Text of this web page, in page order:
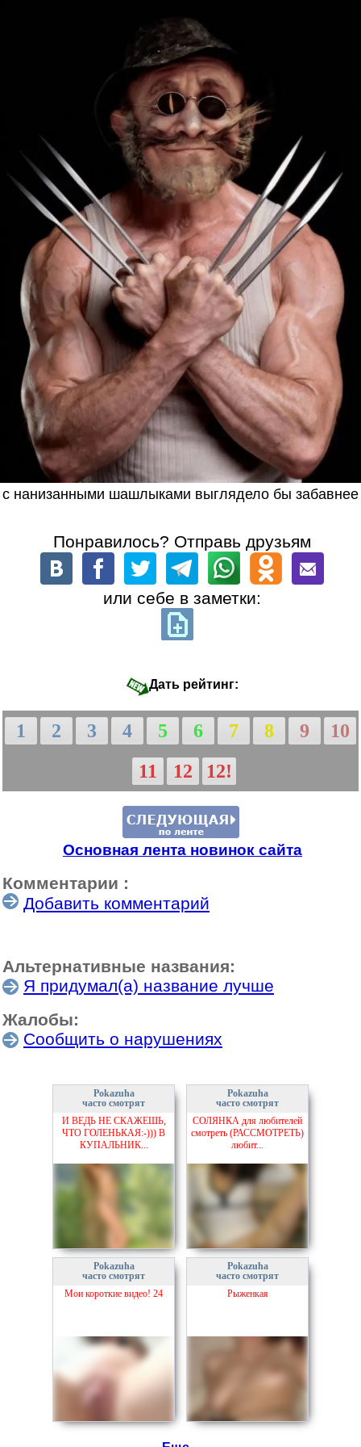
с нанизанными шашлыками выглядело бы забавнее
Понравилось? Отправь друзьям
или себе в заметки:
Дать рейтинг:
1 2 3 4 5 6 7 8 9
10
11
12 12!
Основная лента новинок сайта
Комментарии :
Добавить комментарий
Альтернативные названия:
Я придумал(а) название лучше
Жалобы:
Сообщить о нарушениях
Pokazuha
часто смотрят
И ВЕДЬ НЕ СКАЖЕШЬ,
ЧТО ГОЛЕНЬКАЯ:-))) В
КУПАЛЬНИК...
Pokazuha
часто смотрят
СОЛЯНКА для любителей
смотреть (РАССМОТРЕТЬ)
любит...
Pokazuha
часто смотрят
Мои короткие видео! 24
Pokazuha
часто смотрят
Рыженкая